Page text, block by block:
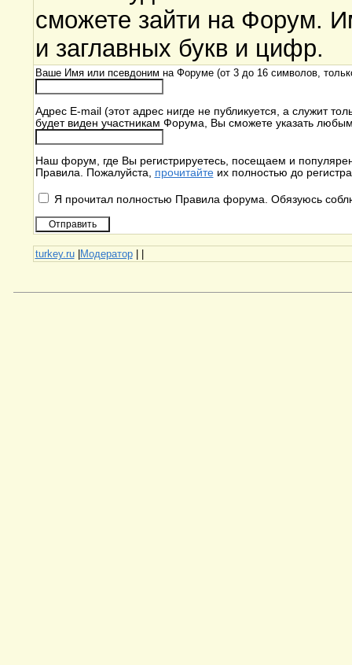
сможете зайти на Форум.
и заглавных букв и цифр.
Ваше Имя или псевдоним на Форуме (от 3 до 16 символов,
Адрес E-mail (этот адрес нигде не публикуется, а служит
будет виден участникам Форума, Вы сможете указать
Наш форум, где Вы регистрируетесь, посещаем и
Правила. Пожалуйста, прочитайтеих полностью до
Я прочитал полностью Правила форума. Обязуюсь
turkey.ru|Модератор| |